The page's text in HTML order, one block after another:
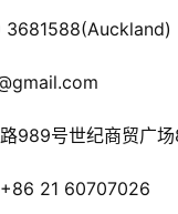
989号世纪商贸广
+86 21 60707026